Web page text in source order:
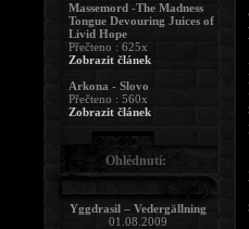
Massemord -The Madness
Tongue Devouring Juices of
Livid Hope
Přečteno : 625x
Zobrazit článek
Arkona - Slovo
Přečteno : 560x
Zobrazit článek
Ohlédnutí:
Yggdrasil – Vedergällning
01.08.2009